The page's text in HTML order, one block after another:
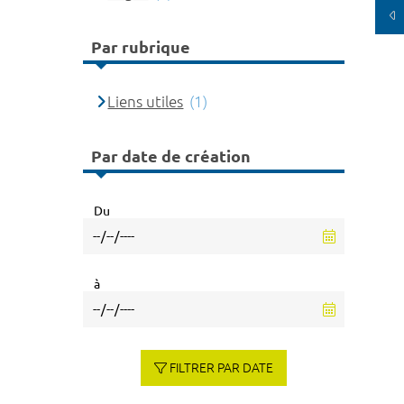
Par rubrique
Liens utiles (1)
Par date de création
Du
à
FILTRER PAR DATE